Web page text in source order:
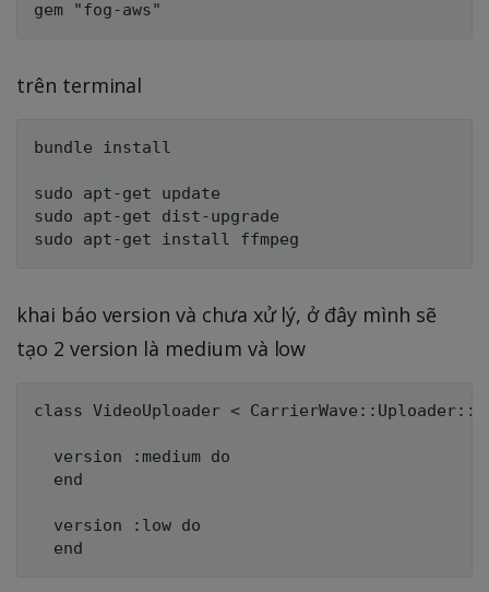
trên terminal
bundle install
sudo apt-get update
sudo apt-get dist-upgrade
khai báo version và chưa xử lý, ở đây mình sẽ
tạo 2 version là medium và low
class VideoUploader <
  version :medium do
  end
  version :low do